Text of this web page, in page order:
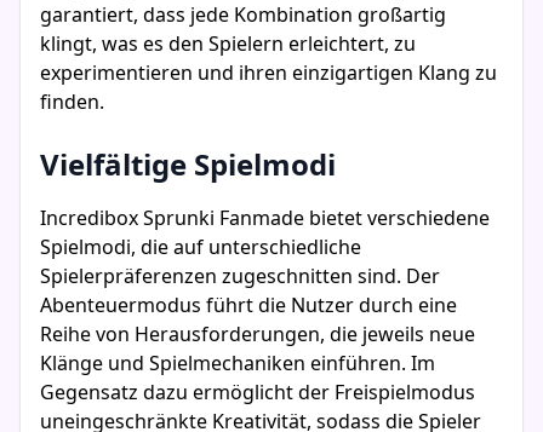
garantiert, dass jede Kombination großartig
klingt, was es den Spielern erleichtert, zu
experimentieren und ihren einzigartigen Klang zu
finden.
Vielfältige Spielmodi
Incredibox Sprunki Fanmade bietet verschiedene
Spielmodi, die auf unterschiedliche
Spielerpräferenzen zugeschnitten sind. Der
Abenteuermodus führt die Nutzer durch eine
Reihe von Herausforderungen, die jeweils neue
Klänge und Spielmechaniken einführen. Im
Gegensatz dazu ermöglicht der Freispielmodus
uneingeschränkte Kreativität, sodass die Spieler